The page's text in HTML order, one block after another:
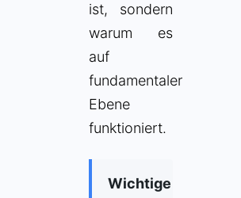
ist, sondern
warum es
auf
fundamentaler
Ebene
funktioniert.
Wichtige